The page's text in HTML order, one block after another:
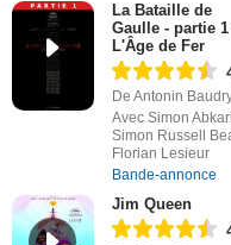
La Bataille de
Gaulle - partie 1
L'Âge de Fer
De Antonin
Avec Simon
Simon Russell
Florian Lesieur
Bande-annonce
Jim Queen